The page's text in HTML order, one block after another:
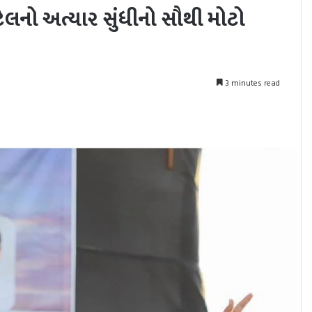
અત્યાર સુંધીનો સૌથી મોટો
3 minutes read